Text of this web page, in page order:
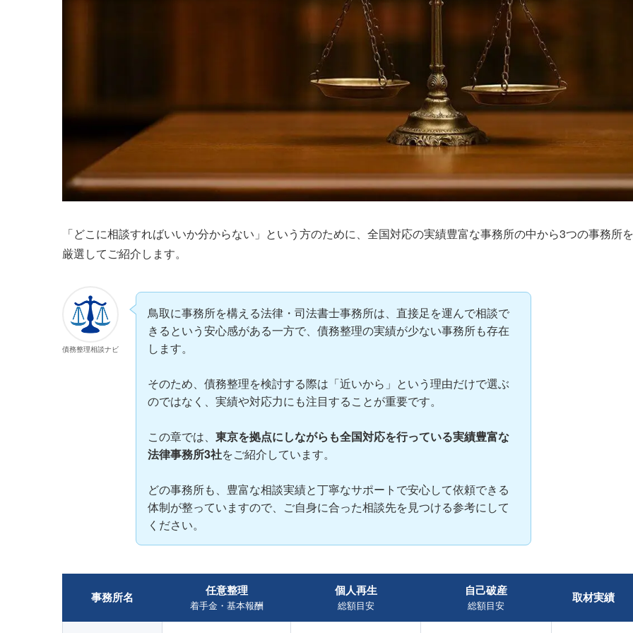
「どこに相談すればいいか分からない」という方のために、全国対応の実績豊富な事務所の中から3つの事務所を
厳選してご紹介します。
債務整理相談ナビ
鳥取に事務所を構える法律・司法書士事務所は、直接足を運んで相談で
きるという安心感がある一方で、債務整理の実績が少ない事務所も存在
します。
そのため、債務整理を検討する際は「近いから」という理由だけで選ぶ
のではなく、実績や対応力にも注目することが重要です。
この章では、 東京を拠点にしながらも全国対応を行っている実績豊富な
法律事務所3社をご紹介しています。
どの事務所も、豊富な相談実績と丁寧なサポートで安心して依頼できる
体制が整っていますので、ご自身に合った相談先を見つける参考にして
ください。
事務所名 任意整理
着手金・基本報酬
個人再生
総額目安
自己破産
総額目安
取材実績